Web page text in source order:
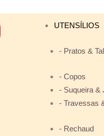
UTENSÍLIOS
- Pratos &
- Copos
- Suqueira &
- Travessas
- Rechaud